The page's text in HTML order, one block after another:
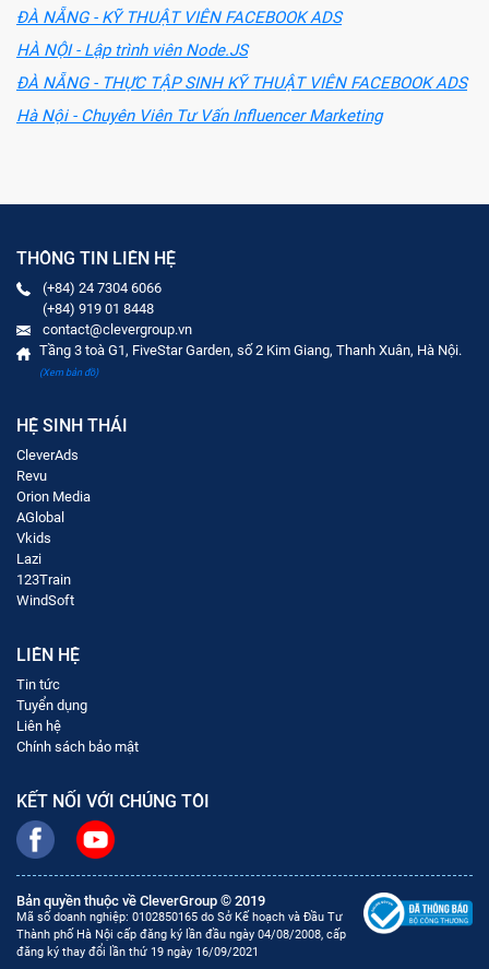
ĐÀ NẴNG - KỸ THUẬT VIÊN FACEBOOK ADS
HÀ NỘI - Lập trình viên Node.JS
ĐÀ NẴNG - THỰC TẬP SINH KỸ THUẬT VIÊN FACEBOOK ADS
Hà Nội - Chuyên Viên Tư Vấn Influencer Marketing
THÔNG TIN LIÊN HỆ
(+84) 24 7304 6066
(+84) 919 01 8448
contact@clevergroup.vn
Tầng 3 toà G1, FiveStar Garden, số 2 Kim Giang, Thanh Xuân, Hà Nội.
(Xem bản đồ)
HỆ SINH THÁI
CleverAds
Revu
Orion Media
AGlobal
Vkids
Lazi
123Train
WindSoft
LIÊN HỆ
Tin tức
Tuyển dụng
Liên hệ
Chính sách bảo mật
KẾT NỐI VỚI CHÚNG TÔI
Bản quyền thuộc về CleverGroup © 2019
Mã số doanh nghiệp: 0102850165 do Sở Kế hoạch và Đầu Tư
Thành phố Hà Nội cấp đăng ký lần đầu ngày 04/08/2008, cấp
đăng ký thay đổi lần thứ 19 ngày 16/09/2021